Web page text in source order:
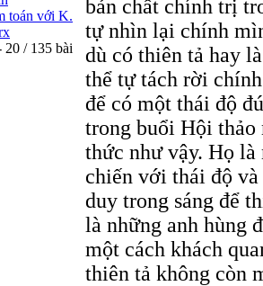
toán với K.
20 / 135 bài
bản chất chính trị
tự nhìn lại chính
dù có thiên tả hay
thể tự tách rời
để có một thái độ
trong buổi Hội thảo
thức như vậy. Họ là
chiến với thái độ
duy trong sáng để
là những anh hùng
một cách khách
thiên tả không còn